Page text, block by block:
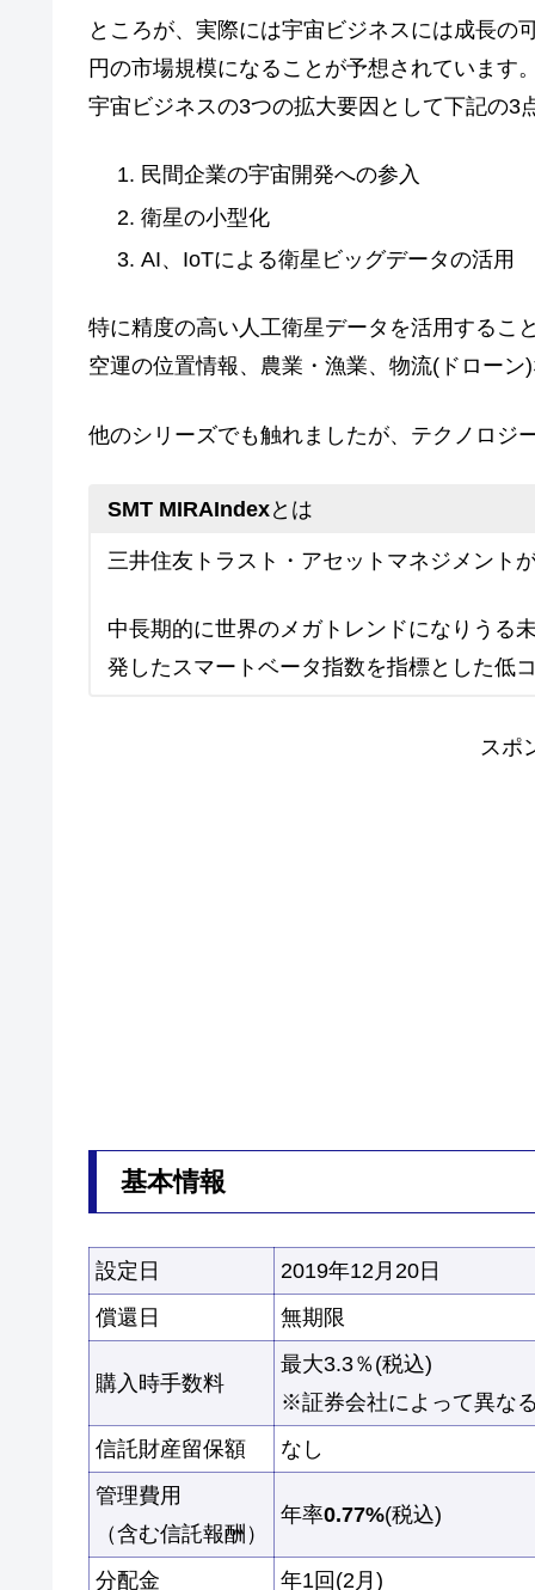
ところが、実際には宇宙ビジネスには成長の
円の市場規模になることが予想されています。
宇宙ビジネスの3つの拡大要因として下記の3
民間企業の宇宙開発への参入
衛星の小型化
AI、IoTによる衛星ビッグデータの活用
特に精度の高い人工衛星データを活用するこ
空運の位置情報、農業・漁業、物流(ドローン
他のシリーズでも触れましたが、テクノロジ
SMT MIRAIndexとは
三井住友トラスト・アセットマネジメント
中長期的に世界のメガトレンドになりうる
発したスマートベータ指数を指標とした低
スポ
基本情報
設定日
2019年12月20日
償還日
無期限
購入時手数料
最大3.3％(税込)
※証券会社によって異な
信託財産留保額
なし
管理費用
（含む信託報酬）
年率0.77%(税込)
分配金 年1回(2月)